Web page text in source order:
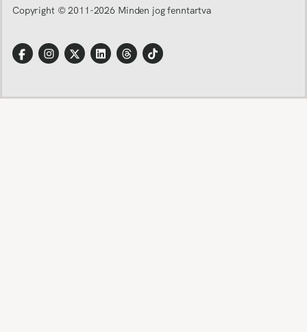
Copyright © 2011-2026 Minden jog fenntartva